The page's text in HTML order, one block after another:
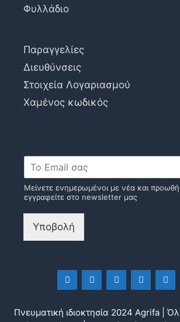
Φυλλάδιο
Παραγγελίες
Διευθύνσεις
Στοιχεία Λογαριασμού
Χαμένος κωδικός
Μείνετε ενημερωμένοι με νέα και
εγγραφείτε στο newsletter μας
Υποβολή
Πνευματική ιδιοκτησία 2024 Agrifa |